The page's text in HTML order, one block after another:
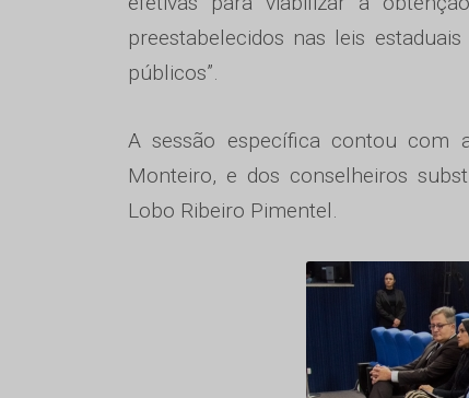
preestabelecidos nas leis
públicos”.
A sessão específica contou com
Monteiro, e dos conselheiros
Lobo Ribeiro Pimentel.